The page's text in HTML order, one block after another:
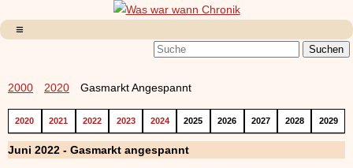
2000 2020 Gasmarkt Angespannt
2020 2021 2022 2023 2024 2025 2026 2027 2028 2029
Juni 2022 - Gasmarkt angespannt